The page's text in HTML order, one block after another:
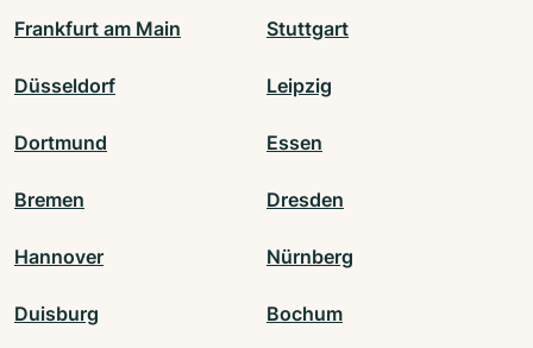
Frankfurt am Main Stuttgart
Düsseldorf Leipzig
Dortmund Essen
Bremen Dresden
Hannover Nürnberg
Duisburg Bochum